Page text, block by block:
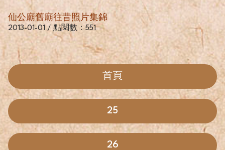
仙公廟舊廟往昔照片集錦
2013-01-01 / 點閱數：551
首頁
25
26